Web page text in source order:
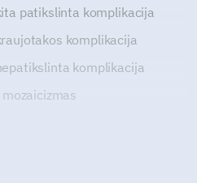
patikslinta komplikacija
komplikacija
komplikacija